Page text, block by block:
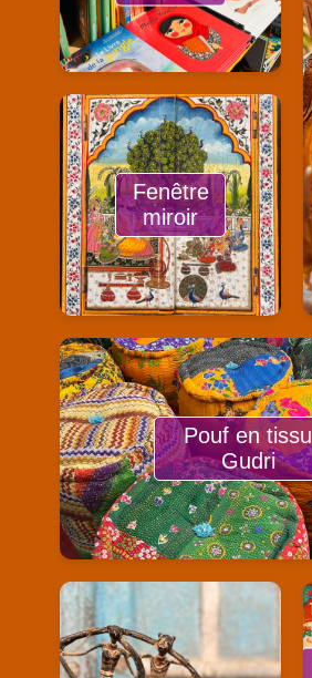
Fenêtre
miroir
Pouf en tissu
Gudri